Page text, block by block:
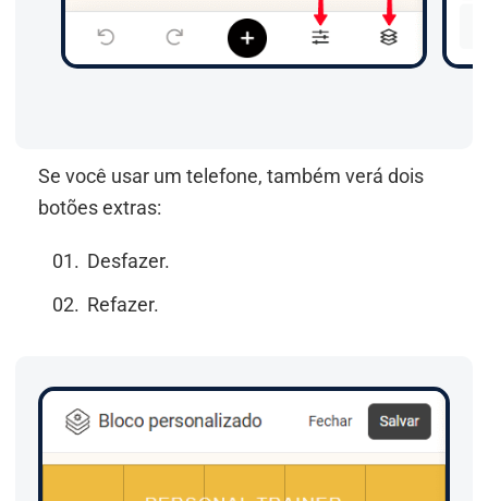
Se você usar um telefone, também verá dois
botões extras:
Desfazer.
Refazer.